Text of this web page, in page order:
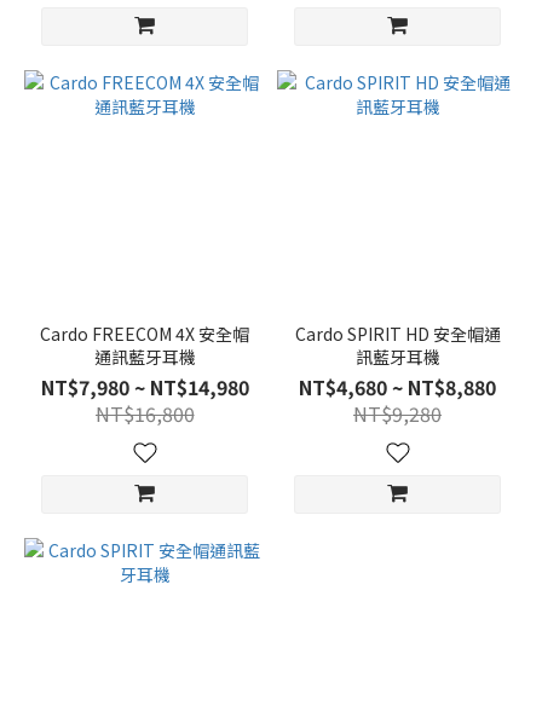
Cardo FREECOM 4X 安全帽
通訊藍牙耳機
NT$7,980 ~ NT$14,980
NT$16,800
Cardo SPIRIT HD 安全帽通
訊藍牙耳機
NT$4,680 ~ NT$8,880
NT$9,280